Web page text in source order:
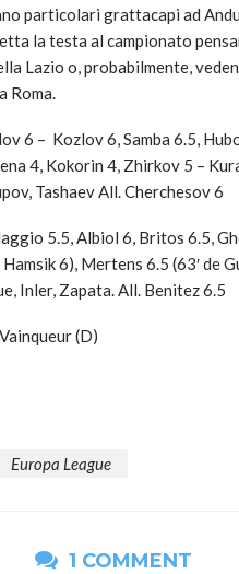
particolari grattacapi ad
la testa al campionato
Lazio o, probabilmente,
Roma.
6 – Kozlov 6, Samba 6.5,
4, Kokorin 4, Zhirkov 5 –
Tashaev All. Cherchesov 6
5.5, Albiol 6, Britos 6.5,
6), Mertens 6.5 (63′ de
Inler, Zapata. All. Benitez 6.5
(D)
Europa League
1 COMMENT